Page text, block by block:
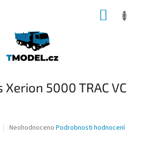
5000 TRAC VC
Průměrné
Neohodnoceno Podrobnosti hodnocení